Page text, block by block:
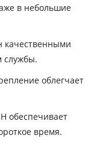
в небольшие
качественными
службы.
облегчает
обеспечивает
время.